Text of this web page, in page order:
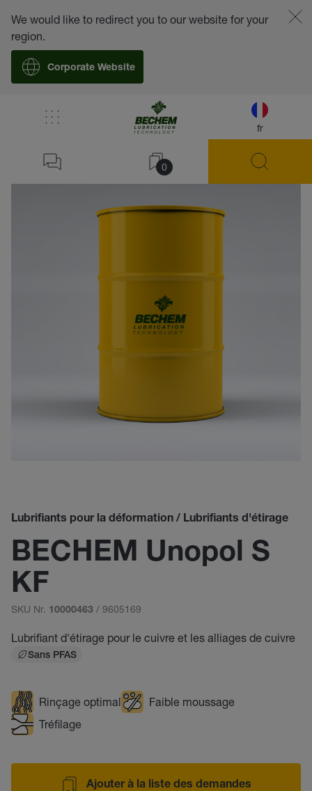
fr
0
We would like to redirect you to our website for your
region.
Corporate Website
Lubrifiants pour la déformation / Lubrifiants d'étirage
BECHEM Unopol S
KF
SKU Nr. 10000463 / 9605169
Lubrifiant d'étirage pour le cuivre et les alliages de cuivre
Sans PFAS
Rinçage optimal
Faible moussage
Tréfilage
Ajouter à la liste des demandes